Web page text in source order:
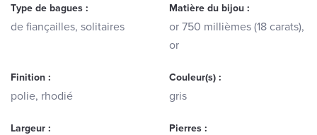
Type de bagues :
de fiançailles, solitaires
Matière du bijou :
or 750 millièmes (18 carats),
or
Finition :
polie, rhodié
Couleur(s) :
gris
Largeur : Pierres :